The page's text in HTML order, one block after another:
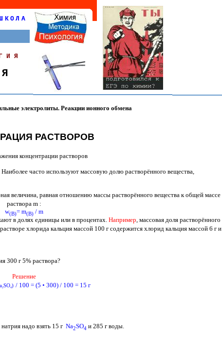
электролиты. Реакции ионного обмена
РАСТВОРОВ
концентрации растворов
часто используют массовую долю растворённого вещества,
величина, равная отношению массы растворённого вещества к общей массе
раствора m :
w(B)= m(B) / m
в долях единицы или в процентах.Например, массовая доля растворённого
хлорида кальция массой 100 г содержится хлорид кальция массой 6 г и
300 г 5% раствора?
Решение
2SO4) / 100 = (5 • 300) / 100 = 15 г
надо взять 15 г Na2SO4 и 285 г воды.